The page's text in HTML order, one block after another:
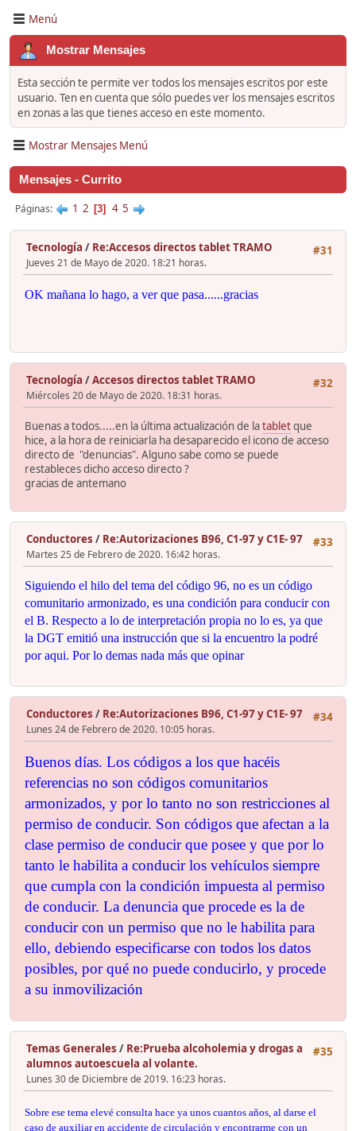
Menú
Mostrar Mensajes
Esta sección te permite ver todos los mensajes escritos por este
usuario. Ten en cuenta que sólo puedes ver los mensajes escritos
en zonas a las que tienes acceso en este momento.
Mostrar Mensajes Menú
Mensajes - Currito
Páginas 1 2 3 4 5
#31
Tecnología / Re:Accesos directos tablet TRAMO
Jueves 21 de Mayo de 2020. 18:21 horas.
OK mañana lo hago, a ver que pasa......gracias
#32
Tecnología /Accesos directos tablet TRAMO
Miércoles 20 de Mayo de 2020. 18:31 horas.
Buenas a todos.....en la última actualización de latabletque
hice, a la hora de reiniciarla ha desaparecido el icono de acceso
directo de "denuncias". Alguno sabe como se puede
restableces dicho acceso directo ?
gracias de antemano
#33
Conductores / Re:Autorizaciones B96, C1-97 y C1E- 97
Martes 25 de Febrero de 2020. 16:42 horas.
Siguiendo el hilo del tema del código 96, no es un código
comunitario armonizado, es una condición para conducir con
el B. Respecto a lo de interpretación propia no lo es, ya que
la DGT emitió una instrucción que si la encuentro la podré
por aqui. Por lo demas nada más que opinar
#34
Conductores / Re:Autorizaciones B96, C1-97 y C1E- 97
Lunes 24 de Febrero de 2020. 10:05 horas.
Buenos días. Los códigos a los que hacéis
referencias no son códigos comunitarios
armonizados, y por lo tanto no son restricciones al
permiso de conducir. Son códigos que afectan a la
clase permiso de conducir que posee y que por lo
tanto le habilita a conducir los vehículos siempre
que cumpla con la condición impuesta al permiso
de conducir. La denuncia que procede es la de
conducir con un permiso que no le habilita para
ello, debiendo especificarse con todos los datos
posibles, por qué no puede conducirlo, y procede
a su inmovilización
#35
Temas Generales / Re:Prueba alcoholemia y drogas a
alumnos autoescuela al volante.
Lunes 30 de Diciembre de 2019. 16:23 horas.
Sobre ese tema elevé consulta hace ya unos cuantos años, al darse el
caso de auxiliar en accidente de circulación y encontrarme con un